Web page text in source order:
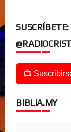
SUSCRÍBETE:
📺
BIBLIA.MY